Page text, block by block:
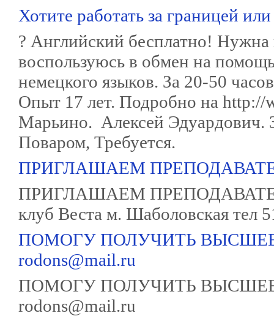
Хотите работать за границей
? Английский бесплатно!
воспользуюсь в обмен на
немецкого языков. За 20-50
Опыт 17 лет. Подробно на http://
Марьино. Алексей Эдуардович.
Поваром, Требуется.
ПРИГЛАШАЕМ
ПРИГЛАШАЕМ
клуб Веста м. Шаболовская тел
ПОМОГУ ПОЛУЧИТЬ
rodons@mail.ru
ПОМОГУ ПОЛУЧИТЬ
rodons@mail.ru